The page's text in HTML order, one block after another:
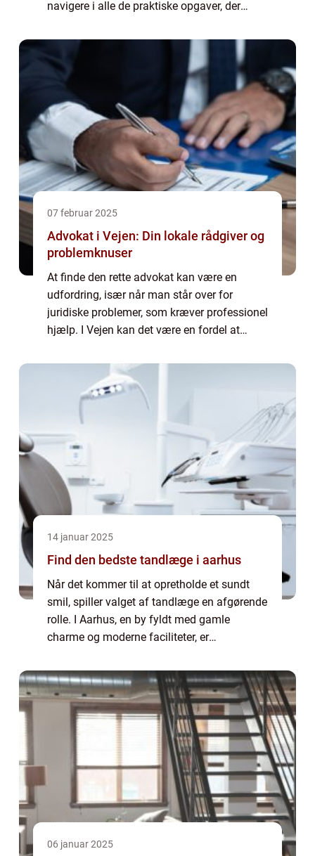
navigere i alle de praktiske opgaver, der
e...
07 februar 2025
Advokat i Vejen: Din lokale rådgiver og
problemknuser
At finde den rette advokat kan være en
udfordring, især når man står over for
juridiske problemer, som kræver professionel
hjælp. I Vejen kan det være en fordel at
14 januar 2025
Find den bedste tandlæge i aarhus
Når det kommer til at opretholde et sundt
smil, spiller valget af tandlæge en afgørende
rolle. I Aarhus, en by fyldt med gamle
charme og moderne faciliteter, er
mange. Men hvad skal m...
06 januar 2025